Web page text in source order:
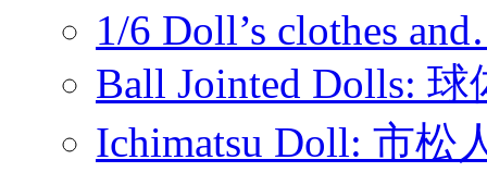
1/6 Doll’s clothes
Ball Jointed Dolls:
Ichimatsu Doll: 市松